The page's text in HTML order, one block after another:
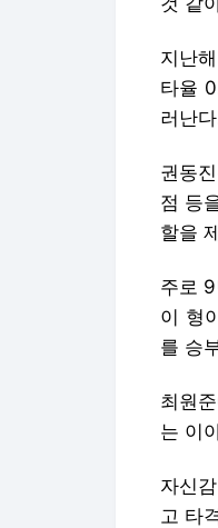
지난
타율
러난
권동
점 등
할을
주로
이 형
를 승
최원
는 이
자신
고 타